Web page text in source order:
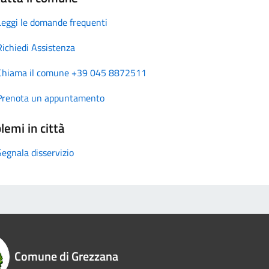
le domande frequenti
Assistenza
il comune +39 045 8872511
un appuntamento
in città
disservizio
Comune di Grezzana